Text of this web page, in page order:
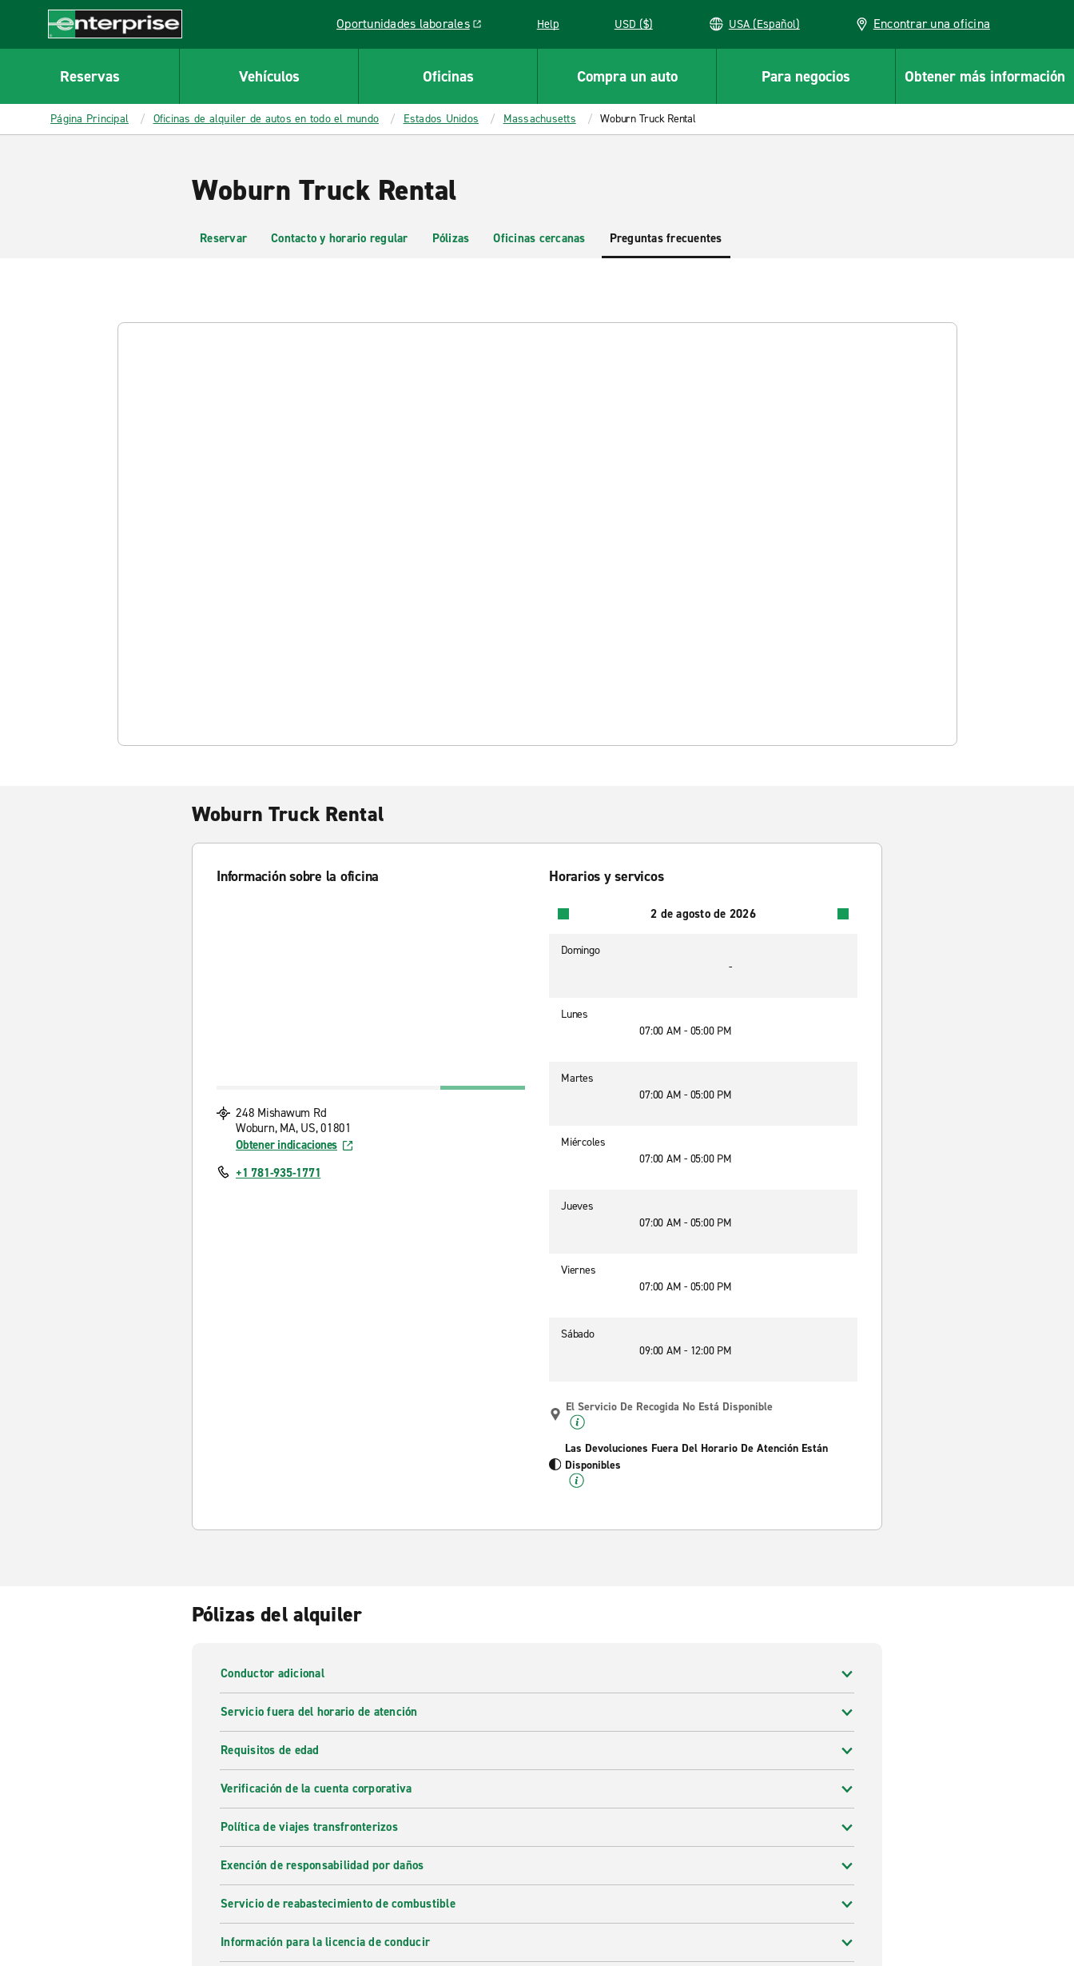
CONTENT
Enterprise
Oportunidades laborales
Link opens in a new window Help USD ($) USA (Español) Encontrar una oficina
Reservas Vehículos Oficinas Compra un auto Para negocios Obtener más información
Página Principal Oficinas de alquiler de autos en todo el mundo Estados Unidos Massachusetts Woburn Truck Rental
Woburn Truck Rental
Reservar Contacto y horario regular Pólizas Oficinas cercanas Preguntas frecuentes
Woburn Truck Rental
Información sobre la oficina
248 Mishawum Rd
Woburn, MA, US, 01801
Obtener indicaciones
+1 781-935-1771
Horarios y servicos
2 de agosto de 2026
Domingo
-
Lunes
07:00 AM - 05:00 PM
Martes
07:00 AM - 05:00 PM
Miércoles
07:00 AM - 05:00 PM
Jueves
07:00 AM - 05:00 PM
Viernes
07:00 AM - 05:00 PM
Sábado
09:00 AM - 12:00 PM
El Servicio De Recogida No Está Disponible
Las Devoluciones Fuera Del Horario De Atención Están
Disponibles
Pólizas del alquiler
Conductor adicional
Servicio fuera del horario de atención
Requisitos de edad
Verificación de la cuenta corporativa
Política de viajes transfronterizos
Exención de responsabilidad por daños
Servicio de reabastecimiento de combustible
Información para la licencia de conducir